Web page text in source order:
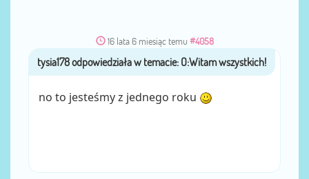
16 lata 6 miesiąc temu #4058
przez tysia178
no to jesteśmy z jednego roku